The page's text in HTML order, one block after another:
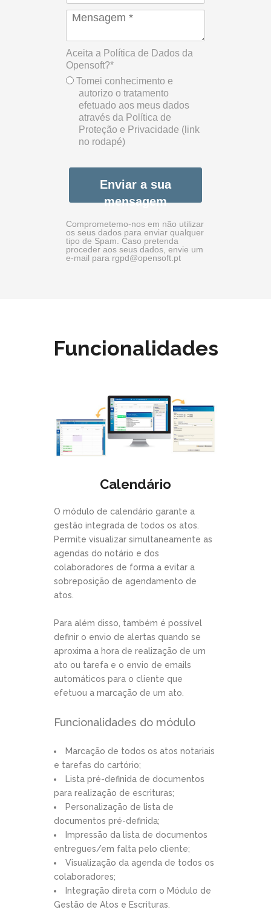
Aceita a Política de Dados da
Opensoft?*
Tomei conhecimento e
autorizo o tratamento
efetuado aos meus dados
através da Política de
Proteção e Privacidade (link
no rodapé)
Enviar a sua
mensagem
Comprometemo-nos em não utilizar
os seus dados para enviar qualquer
tipo de Spam. Caso pretenda
proceder aos seus dados, envie um
e-mail para rgpd@opensoft.pt
Funcionalidades
Calendário
O módulo de calendário garante a
gestão integrada de todos os atos.
Permite visualizar simultaneamente as
agendas do notário e dos
colaboradores de forma a evitar a
sobreposição de agendamento de
atos.
Para além disso, também é possível
definir o envio de alertas quando se
aproxima a hora de realização de um
ato ou tarefa e o envio de emails
automáticos para o cliente que
efetuou a marcação de um ato.
Funcionalidades do módulo
Marcação de todos os atos notariais
e tarefas do cartório;
Lista pré-definida de documentos
para realização de escrituras;
Personalização de lista de
documentos pré-definida;
Impressão da lista de documentos
entregues/em falta pelo cliente;
Visualização da agenda de todos os
colaboradores;
Integração direta com o Módulo de
Gestão de Atos e Escrituras.